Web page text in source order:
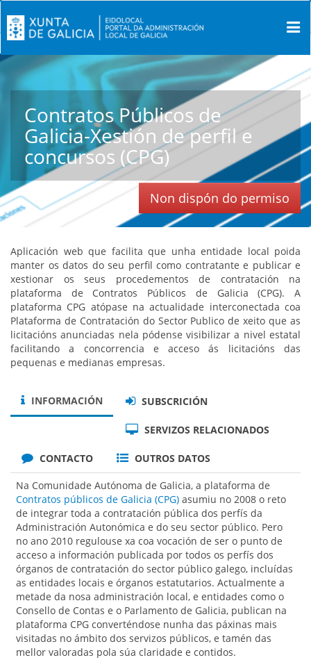
Contratos Públicos de
Galicia-Xestión de perfil e
concursos (CPG)
Non dispón do permiso
Aplicación web que facilita que unha entidade local poida
manter os datos do seu perfil como contratante e publicar e
xestionar os seus procedementos de contratación na
plataforma de Contratos Públicos de Galicia (CPG). A
plataforma CPG atópase na actualidade interconectada coa
Plataforma de Contratación do Sector Publico de xeito que as
licitacións anunciadas nela pódense visibilizar a nivel estatal
facilitando a concorrencia e acceso ás licitacións das
pequenas e medianas empresas.
INFORMACIÓN SUBSCRICIÓN
SERVIZOS RELACIONADOS
CONTACTO OUTROS DATOS
Na Comunidade Autónoma de Galicia, a plataforma de
Contratos públicos de Galicia (CPG) asumiu no 2008 o reto
de integrar toda a contratación pública dos perfís da
Administración Autonómica e do seu sector público. Pero
no ano 2010 regulouse xa coa vocación de ser o punto de
acceso a información publicada por todos os perfís dos
órganos de contratación do sector público galego, incluídas
as entidades locais e órganos estatutarios. Actualmente a
metade da nosa administración local, e entidades como o
Consello de Contas e o Parlamento de Galicia, publican na
plataforma CPG converténdose nunha das páxinas mais
visitadas no ámbito dos servizos públicos, e tamén das
mellor valoradas pola súa claridade e contidos.